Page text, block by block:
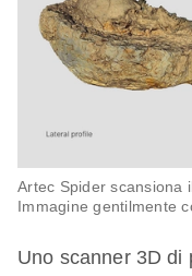
Artec Spider scansiona
Immagine gentilmente
Uno scanner 3D di